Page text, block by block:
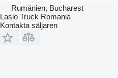
Rumänien, Bucharest
Laslo Truck Romania
Kontakta säljaren